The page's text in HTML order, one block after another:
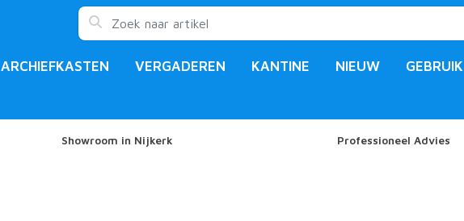
ARCHIEFKASTEN VERGADEREN KANTINE NIEUW
Showroom in Nijkerk Professioneel Advies